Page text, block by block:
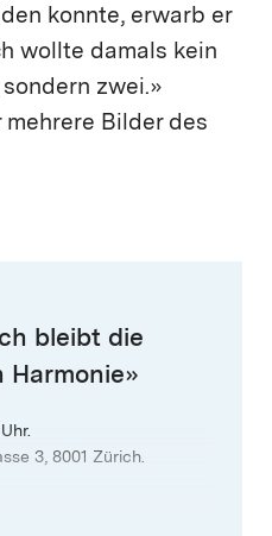
konnte, erwarb er
wollte damals kein
zwei.»
Bilder des
bleibt die
Harmonie»
3, 8001 Zürich.